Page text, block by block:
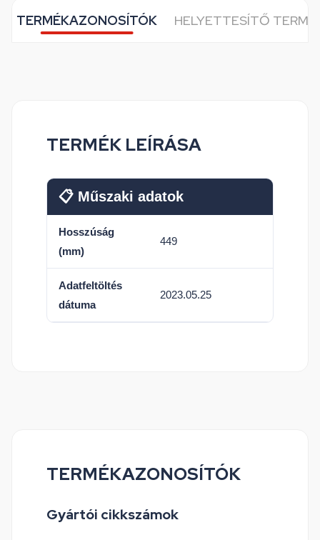
TERMÉKAZONOSÍTÓK HELYETTESÍTŐ
TERMÉK LEÍRÁSA
📋 Műszaki adatok
Hosszúság
(mm)
449
Adatfeltöltés
dátuma
2023.05.25
TERMÉKAZONOSÍTÓK
Gyártói cikkszámok